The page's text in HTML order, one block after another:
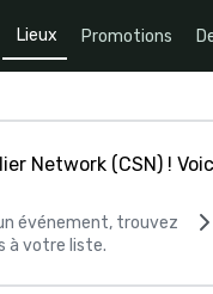
Lieux Promotions
Network (CSN) !
événement, trouvez
à votre liste.